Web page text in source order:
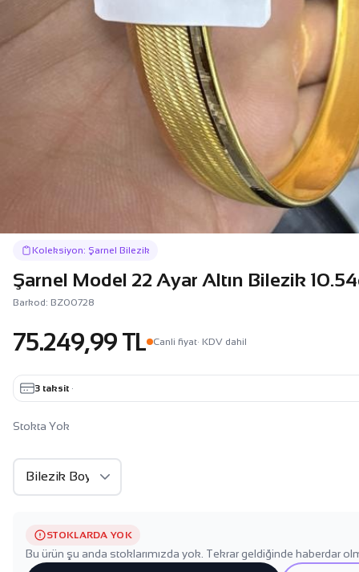
Koleksiyon: Şarnel Bilezik
Şarnel Model 22 Ayar Altın Bilezik
Barkod: BZ00728
75.249,99 TL Canli fiyat· KDV dahil
3 taksit ·
Stokta Yok
STOKLARDA YOK
Bu ürün şu anda stoklarımızda yok. Tekrar geldiğinde haberdar